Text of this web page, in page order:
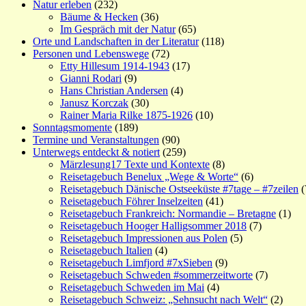
Natur erleben (232)
Bäume & Hecken (36)
Im Gespräch mit der Natur(65)
Orte und Landschaften in der Literatur(118)
Personen und Lebenswege (72)
Etty Hillesum 1914-1943 (17)
Gianni Rodari (9)
Hans Christian Andersen (4)
Janusz Korczak (30)
Rainer Maria Rilke 1875-1926 (10)
Sonntagsmomente (189)
Termine und Veranstaltungen (90)
Unterwegs entdeckt & notiert (259)
Märzlesung17 Texte und Kontexte (8)
Reisetagebuch Benelux „Wege & Worte“ (6)
Reisetagebuch Dänische Ostseeküste #7tage – #7zeilen
Reisetagebuch Föhrer Inselzeiten (41)
Reisetagebuch Frankreich: Normandie – Bretagne (1)
Reisetagebuch Hooger Halligsommer 2018 (7)
Reisetagebuch Impressionen aus Polen (5)
Reisetagebuch Italien (4)
Reisetagebuch Limfjord #7xSieben (9)
Reisetagebuch Schweden #sommerzeitworte (7)
Reisetagebuch Schweden im Mai (4)
Reisetagebuch Schweiz: „Sehnsucht nach Welt“ (2)